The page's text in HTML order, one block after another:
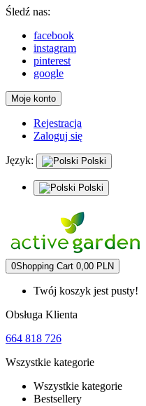
Śledź nas:
facebook
instagram
pinterest
google
Moje konto
Rejestracja
Zaloguj się
Język: Polski
Polski
0Shopping Cart 0,00 PLN
Twój koszyk jest pusty!
Obsługa Klienta
664 818 726
Wszystkie kategorie
Wszystkie kategorie
Bestsellery